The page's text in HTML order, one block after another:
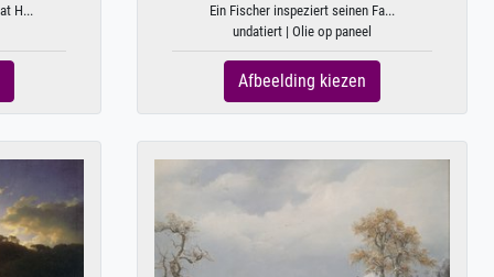
H...
Ein Fischer inspeziert seinen Fa...
undatiert | Olie op paneel
Afbeelding kiezen